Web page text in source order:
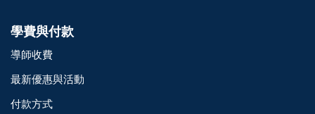
學費與付款
導師收費
最新優惠與活動
付款方式